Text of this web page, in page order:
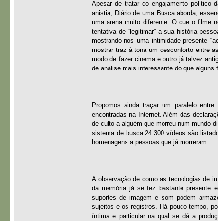
Apesar de tratar do engajamento político
anistia, Diário de uma Busca aborda,
uma arena muito diferente. O que o filme
tentativa de “legitimar” a sua história
mostrando-nos uma intimidade presente
mostrar traz à tona um desconforto entre
modo de fazer cinema e outro já talvez
de análise mais interessante do que
Propomos ainda traçar um paralelo
encontradas na Internet. Além das
de culto a alguém que morreu num mundo
sistema de busca 24.300 vídeos são
homenagens a pessoas que já morreram.
A observação de como as tecnologias de
da memória já se fez bastante presente
suportes de imagem e som podem
sujeitos e os registros. Há pouco tempo,
íntima e particular na qual se dá a